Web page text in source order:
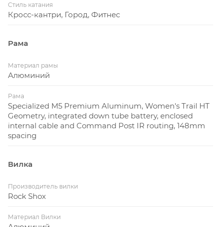
Стиль катания
Кросс-кантри, Город, Фитнес
Рама
Материал рамы
Алюминий
Рама
Specialized M5 Premium Aluminum, Women's Trail HT
Geometry, integrated down tube battery, enclosed
internal cable and Command Post IR routing, 148mm
spacing
Вилка
Производитель вилки
Rock Shox
Материал Вилки